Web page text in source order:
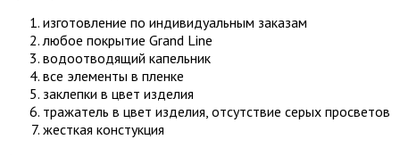
изготовление по индивидуальным заказам
любое покрытие Grand Line
водоотводящий капельник
все элементы в пленке
заклепки в цвет изделия
тражатель в цвет изделия, отсутствие серых просветов
жесткая констукция